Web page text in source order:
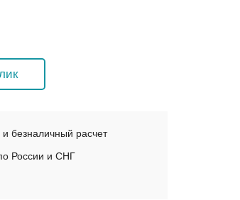
безналичный расчет
России и СНГ